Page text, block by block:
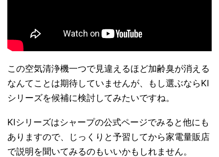
この空気清浄機一つで見違えるほど加齢臭が消える
なんてことは期待していませんが、もし選ぶならKI
シリーズを候補に検討してみたいですね。
KIシリーズはシャープの公式ページでみると他にも
ありますので、じっくりと予習してから家電量販店
で説明を聞いてみるのもいいかもしれません。